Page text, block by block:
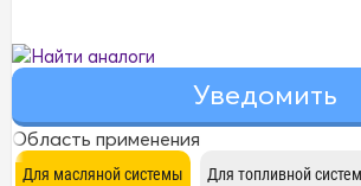
Найти аналоги
Область применения